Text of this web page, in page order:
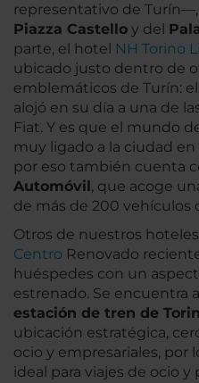
representativo de
Piazza Castello y del
parte, el hotel NH Torino
ubicado justo dentro de
emblemáticos de Turín: el
alojó en su día a una de
Fiat. Y es que el mundo
muy ligado a la ciudad
por eso también cuenta
Automóvil, que acoge
de más de 200 vehículos
Otros de nuestros
Centro Renovado
huéspedes con un
estrenado. Se encuentra
estación de tren de
ubicación estratégica,
ocio y empresariales, por
ideal para viajes de ocio y